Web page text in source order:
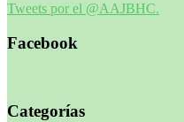
Tweets por el @AAJBHC.
Facebook
Categorías